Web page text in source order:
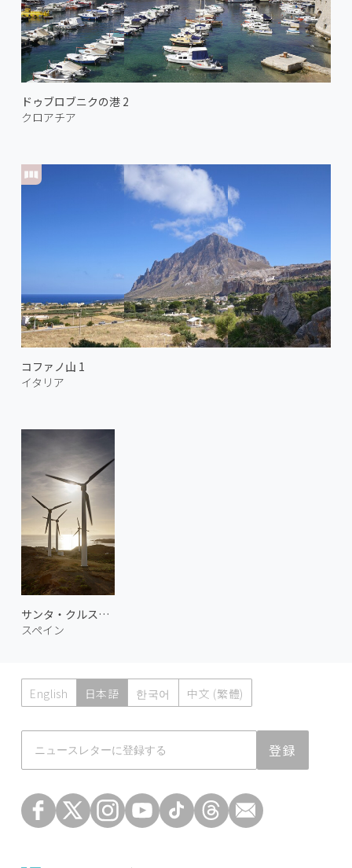
ドゥブロブニクの港 2
クロアチア
コファノ山 1
イタリア
サンタ・クルスの風車
スペイン
English 日本語 한국어 中文 (繁體)
登録